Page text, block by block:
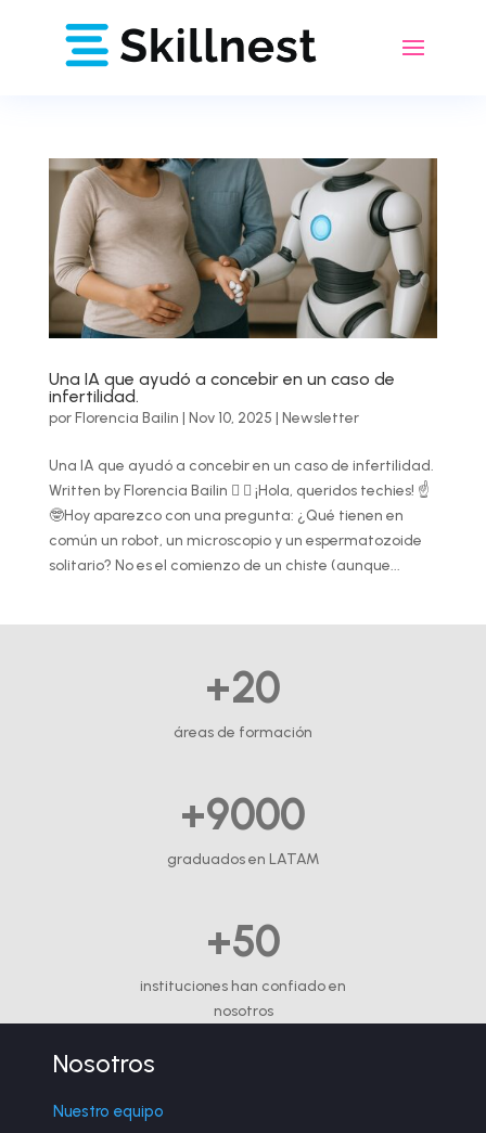
Una IA que ayudó a concebir en un caso de
infertilidad.
porFlorencia Bailin Nov 10, 2025 Newsletter
Una IA que ayudó a concebir en un caso de infertilidad.
Written by Florencia Bailin   ¡Hola, queridos techies! ☝️
🤓Hoy aparezco con una pregunta: ¿Qué tienen en
común un robot, un microscopio y un espermatozoide
solitario? No es el comienzo de un chiste (aunque...
+20
áreas de formación
+9000
graduados en LATAM
+50
instituciones han confiado en
nosotros
Nosotros
Nuestro equipo